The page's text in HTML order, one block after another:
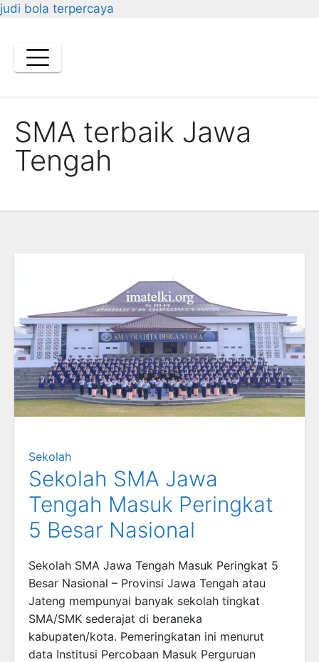
judi bola terpercaya
content
SMA terbaik Jawa
Tengah
Sekolah
Sekolah SMA Jawa
Tengah Masuk Peringkat
5 Besar Nasional
Sekolah SMA Jawa Tengah Masuk Peringkat 5
Besar Nasional – Provinsi Jawa Tengah atau
Jateng mempunyai banyak sekolah tingkat
SMA/SMK sederajat di beraneka
kabupaten/kota. Pemeringkatan ini menurut
data Institusi Percobaan Masuk Perguruan